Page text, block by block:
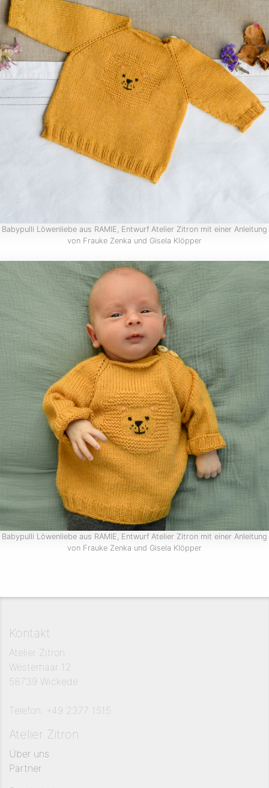
Babypulli Löwenliebe aus RAMIE, Entwurf Atelier Zitron mit einer Anleitung
von Frauke Zenka und Gisela Klöpper
Babypulli Löwenliebe aus RAMIE, Entwurf Atelier Zitron mit einer Anleitung
von Frauke Zenka und Gisela Klöpper
Kontakt
Atelier Zitron
Westerhaar 12
58739 Wickede
Telefon: +49 2377 1515
Atelier Zitron
Über uns
Partner